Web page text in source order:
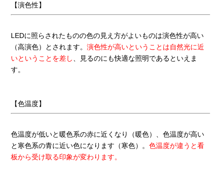
【演色性】
LEDに照らされたものの色の見え方がよいものは演色性が高い
（高演色）とされます。 演色性が高いということは自然光に近
いということを差し、見るのにも快適な照明であるといえま
す。
【色温度】
色温度が低いと暖色系の赤に近くなり（暖色）、色温度が高い
と寒色系の青に近い色になります（寒色）。 色温度が違うと看
板から受け取る印象が変わります。